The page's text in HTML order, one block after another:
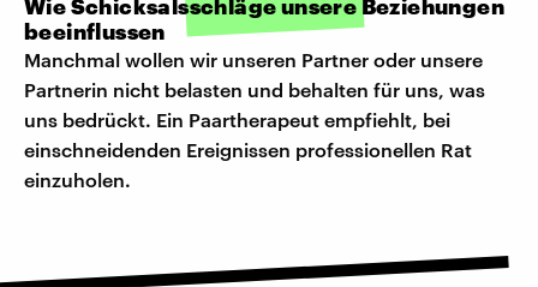
Wie Schicksalsschläge unsere Beziehungen
beeinflussen
Manchmal wollen wir unseren Partner oder unsere
Partnerin nicht belasten und behalten für uns, was
uns bedrückt. Ein Paartherapeut empfiehlt, bei
einschneidenden Ereignissen professionellen Rat
einzuholen.